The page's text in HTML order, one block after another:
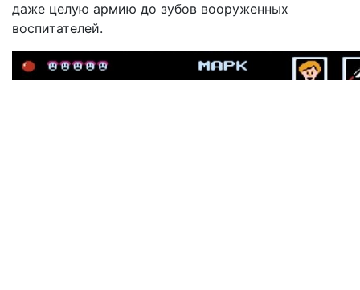
даже целую армию до зубов вооруженных
воспитателей.